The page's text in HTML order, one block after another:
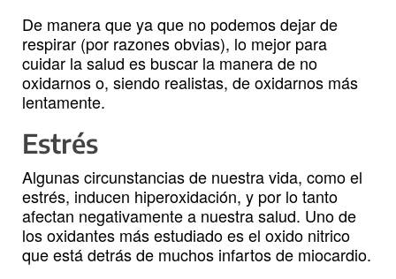
De manera que ya que no podemos dejar de
respirar (por razones obvias), lo mejor para
cuidar la salud es buscar la manera de no
oxidarnos o, siendo realistas, de oxidarnos más
lentamente.
Estrés
Algunas circunstancias de nuestra vida, como el
estrés, inducen hiperoxidación, y por lo tanto
afectan negativamente a nuestra salud. Uno de
los oxidantes más estudiado es el oxido nitrico
que está detrás de muchos infartos de miocardio.